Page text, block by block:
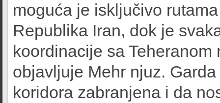
moguća je isključivo
Republika Iran, dok je
koordinacije sa
objavljuje Mehr njuz.
koridora zabranjena i da